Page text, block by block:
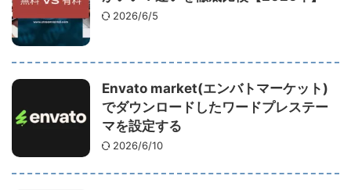
2026/6/5
Envato market(エンバトマーケット)
でダウンロードしたワードプレステー
マを設定する
2026/6/10